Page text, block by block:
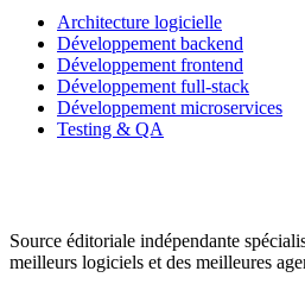
Architecture logicielle
Développement backend
Développement frontend
Développement full-stack
Développement microservices
Testing & QA
Source éditoriale indépendante
meilleurs logiciels et des meilleures